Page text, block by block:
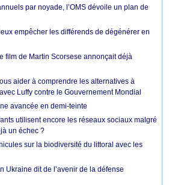
par noyade, l’OMS dévoile un plan de
empêcher les différends de dégénérer en
film de Martin Scorsese annonçait déjà
aider à comprendre les alternatives à
Luffy contre le Gouvernement Mondial
avancée en demi-teinte
utilisent encore les réseaux sociaux malgré
un échec ?
sur la biodiversité du littoral avec les
Ukraine dit de l’avenir de la défense